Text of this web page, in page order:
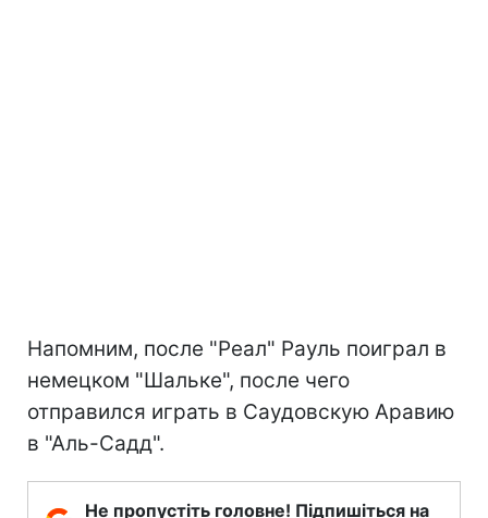
Напомним, после "Реал" Рауль поиграл в
немецком "Шальке", после чего
отправился играть в Саудовскую Аравию
в "Аль-Садд".
Не пропустіть головне! Підпишіться на